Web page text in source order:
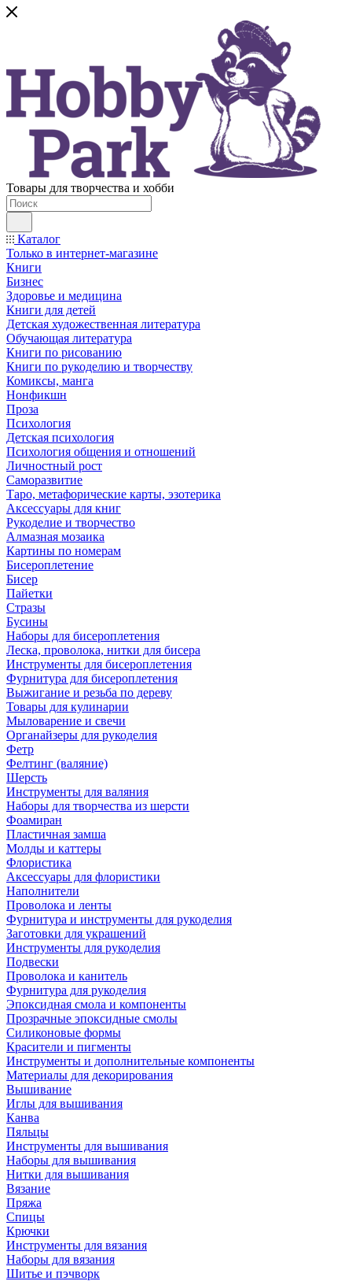
Товары для творчества и хобби
Каталог
Только в интернет-магазине
Книги
Бизнес
Здоровье и медицина
Книги для детей
Детская художественная литература
Обучающая литература
Книги по рисованию
Книги по рукоделию и творчеству
Комиксы, манга
Нонфикшн
Проза
Психология
Детская психология
Психология общения и отношений
Личностный рост
Саморазвитие
Таро, метафорические карты, эзотерика
Аксессуары для книг
Рукоделие и творчество
Алмазная мозаика
Картины по номерам
Бисероплетение
Бисер
Пайетки
Стразы
Бусины
Наборы для бисероплетения
Леска, проволока, нитки для бисера
Инструменты для бисероплетения
Фурнитура для бисероплетения
Выжигание и резьба по дереву
Товары для кулинарии
Мыловарение и свечи
Органайзеры для рукоделия
Фетр
Фелтинг (валяние)
Шерсть
Инструменты для валяния
Наборы для творчества из шерсти
Фоамиран
Пластичная замша
Молды и каттеры
Флористика
Аксессуары для флористики
Наполнители
Проволока и ленты
Фурнитура и инструменты для рукоделия
Заготовки для украшений
Инструменты для рукоделия
Подвески
Проволока и канитель
Фурнитура для рукоделия
Эпоксидная смола и компоненты
Прозрачные эпоксидные смолы
Силиконовые формы
Красители и пигменты
Инструменты и дополнительные компоненты
Материалы для декорирования
Вышивание
Иглы для вышивания
Канва
Пяльцы
Инструменты для вышивания
Наборы для вышивания
Нитки для вышивания
Вязание
Пряжа
Спицы
Крючки
Инструменты для вязания
Наборы для вязания
Шитье и пэчворк